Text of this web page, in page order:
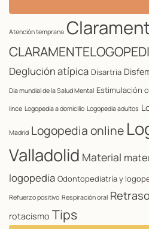
Atención temprana
Deglución atípica Disartria
Día mundial de la Salud Mental Estimulación
lince Logopedia a domicilio Logopedia adultos
Madrid Logopedia online
Valladolid Material
logopedia Odontopediatría y
Refuerzo positivo Respiración oral
rotacismo Tips